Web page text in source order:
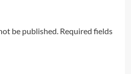
be published. Required fields